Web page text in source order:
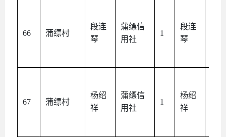
66 蒲缥村
段连
琴
蒲缥信
用社
1
段连
琴
67 蒲缥村
杨绍
祥
蒲缥信
用社
1
杨绍
祥